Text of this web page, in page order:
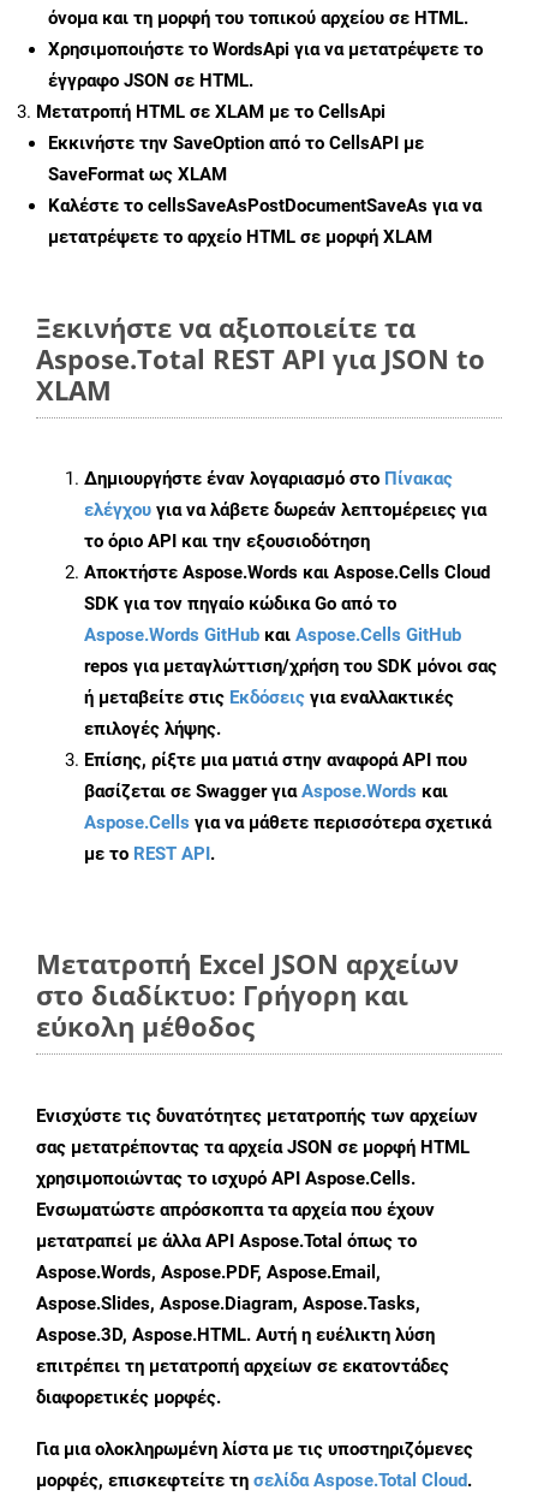
όνομα και τη μορφή του τοπικού αρχείου σε HTML.
Χρησιμοποιήστε το WordsApi για να μετατρέψετε το
έγγραφο JSON σε HTML.
Μετατροπή HTML σε XLAM με το CellsApi
Εκκινήστε την SaveOption από το CellsAPI με
SaveFormat ως XLAM
Καλέστε το cellsSaveAsPostDocumentSaveAs για να
μετατρέψετε το αρχείο HTML σε μορφή XLAM
Ξεκινήστε να αξιοποιείτε τα
Aspose.Total REST API για JSON to
XLAM
Δημιουργήστε έναν λογαριασμό στο Πίνακας
ελέγχου για να λάβετε δωρεάν λεπτομέρειες για
το όριο API και την εξουσιοδότηση
Αποκτήστε Aspose.Words και Aspose.Cells Cloud
SDK για τον πηγαίο κώδικα Go από το
Aspose.Words GitHub και Aspose.Cells GitHub
repos για μεταγλώττιση/χρήση του SDK μόνοι σας
ή μεταβείτε στις Εκδόσεις για εναλλακτικές
επιλογές λήψης.
Επίσης, ρίξτε μια ματιά στην αναφορά API που
βασίζεται σε Swagger γιαAspose.Words και
Aspose.Cells για να μάθετε περισσότερα σχετικά
με το REST API.
Μετατροπή Excel JSON αρχείων
στο διαδίκτυο: Γρήγορη και
εύκολη μέθοδος
Ενισχύστε τις δυνατότητες μετατροπής των αρχείων
σας μετατρέποντας τα αρχεία JSON σε μορφή HTML
χρησιμοποιώντας το ισχυρό API Aspose.Cells.
Ενσωματώστε απρόσκοπτα τα αρχεία που έχουν
μετατραπεί με άλλα API Aspose.Total όπως το
Aspose.Words, Aspose.PDF, Aspose.Email,
Aspose.Slides, Aspose.Diagram, Aspose.Tasks,
Aspose.3D, Aspose.HTML. Αυτή η ευέλικτη λύση
επιτρέπει τη μετατροπή αρχείων σε εκατοντάδες
διαφορετικές μορφές.
Για μια ολοκληρωμένη λίστα με τις υποστηριζόμενες
μορφές, επισκεφτείτε τη σελίδα Aspose.Total Cloud.